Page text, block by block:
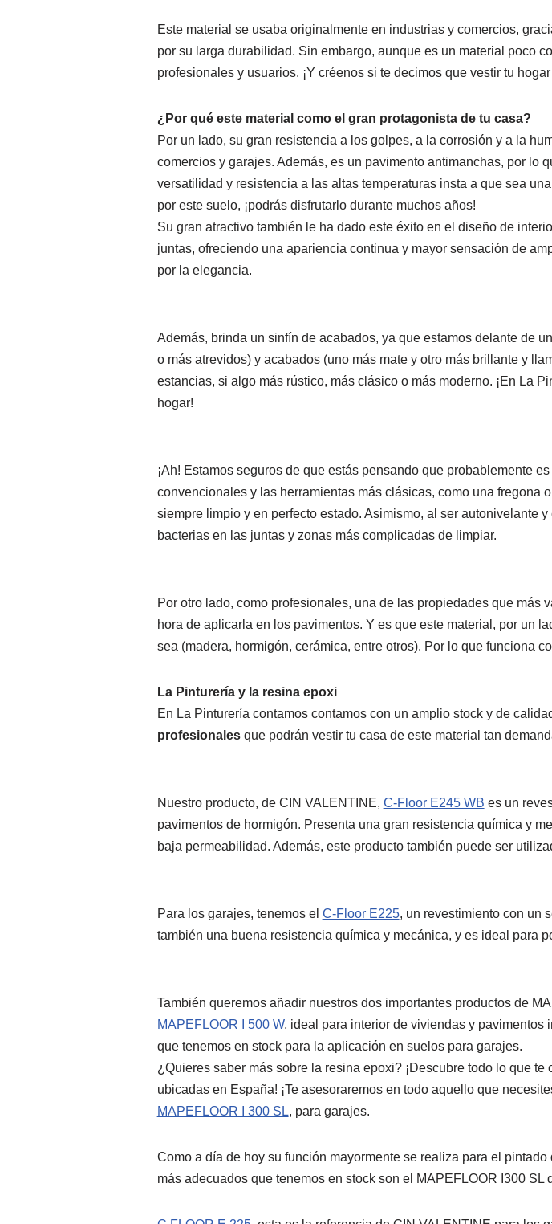
Este material se usaba originalmente en industrias y comercios,
por su larga durabilidad. Sin embargo, aunque es un material poco
profesionales y usuarios. ¡Y créenos si te decimos que vestir tu
¿Por qué este material como el gran protagonista de tu casa?
Por un lado, su gran resistencia a los golpes, a la corrosión y a la
comercios y garajes. Además, es un pavimento antimanchas, por lo
versatilidad y resistencia a las altas temperaturas insta a que sea
por este suelo, ¡podrás disfrutarlo durante muchos años!
Su gran atractivo también le ha dado este éxito en el diseño de
juntas, ofreciendo una apariencia continua y mayor sensación de
por la elegancia.
Además, brinda un sinfín de acabados, ya que estamos delante de
o más atrevidos) y acabados (uno más mate y otro más brillante y
estancias, si algo más rústico, más clásico o más moderno. ¡En La
hogar!
¡Ah! Estamos seguros de que estás pensando que probablemente
convencionales y las herramientas más clásicas, como una fregona
siempre limpio y en perfecto estado. Asimismo, al ser autonivelante
bacterias en las juntas y zonas más complicadas de limpiar.
Por otro lado, como profesionales, una de las propiedades que
hora de aplicarla en los pavimentos. Y es que este material, por un
sea (madera, hormigón, cerámica, entre otros). Por lo que funciona
La Pinturería y la resina epoxi
En La Pinturería contamos contamos con un amplio stock y de
profesionales que podrán vestir tu casa de este material tan
Nuestro producto, de CIN VALENTINE, C-Floor E245 WB es un
pavimentos de hormigón. Presenta una gran resistencia química y
baja permeabilidad. Además, este producto también puede ser
Para los garajes, tenemos el C-Floor E225, un revestimiento con un
también una buena resistencia química y mecánica, y es ideal para
También queremos añadir nuestros dos importantes productos de
MAPEFLOOR I 500 W, ideal para interior de viviendas y pavimentos
que tenemos en stock para la aplicación en suelos para garajes.
¿Quieres saber más sobre la resina epoxi? ¡Descubre todo lo que
ubicadas en España! ¡Te asesoraremos en todo aquello que
MAPEFLOOR I 300 SL, para garajes.
Como a día de hoy su función mayormente se realiza para el
más adecuados que tenemos en stock son el MAPEFLOOR I300 SL